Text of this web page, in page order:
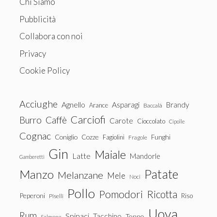
Pubblicità
Collabora con noi
Privacy
Cookie Policy
Acciughe Agnello Arance Asparagi Baccalà Brandy
Burro Caffè Carciofi Carote Cioccolato Cipolle
Cognac Coniglio Cozze Fagiolini Fragole Funghi
Gamberetti Gin Latte Maiale Mandorle
Manzo Melanzane Mele Noci Patate
Peperoni Piselli Pollo Pomodori Ricotta Riso